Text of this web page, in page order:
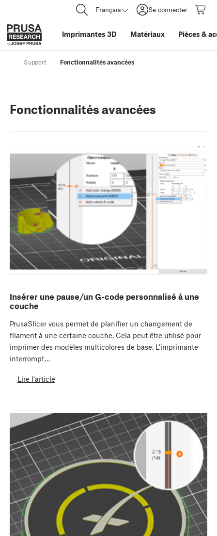
Français Se connecter
Imprimantes 3D Matériaux Pièces &
Support Fonctionnalités avancées
Fonctionnalités avancées
Insérer une pause/un G-code personnalisé à une
couche
PrusaSlicer vous permet de planifier un changement de
filament à une certaine couche. Cela peut être utilisé pour
imprimer des modèles multicolores de base. L'imprimante
interrompt…
Lire l'article